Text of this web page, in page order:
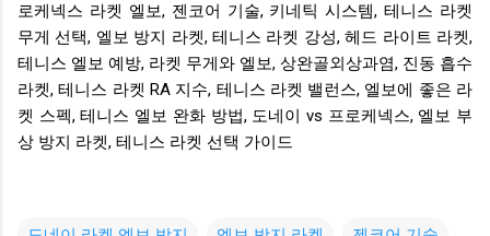
로케넥스 라켓 엘보, 젠코어 기술, 키네틱 시스템, 테니스 라켓
무게 선택, 엘보 방지 라켓, 테니스 라켓 강성, 헤드 라이트 라켓,
테니스 엘보 예방, 라켓 무게와 엘보, 상완골외상과염, 진동 흡수
라켓, 테니스 라켓 RA 지수, 테니스 라켓 밸런스, 엘보에 좋은 라
켓 스펙, 테니스 엘보 완화 방법, 도네이 vs 프로케넥스, 엘보 부
상 방지 라켓, 테니스 라켓 선택 가이드